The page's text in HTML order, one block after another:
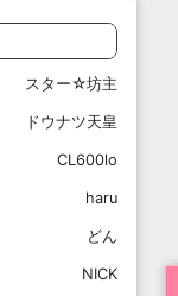
スター☆坊主
ドウナツ天皇
CL600lo
haru
どん
NICK